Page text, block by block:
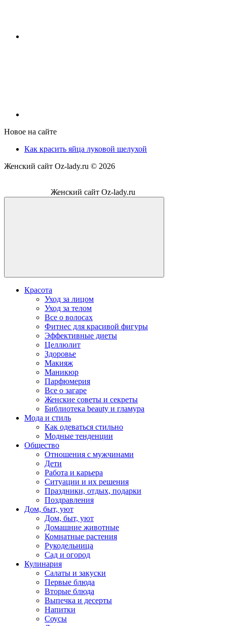
Новое на сайте
Как красить яйца луковой шелухой
Женский сайт Oz-lady.ru © 2026
Женский сайт Oz-lady.ru
Красота
Уход за лицом
Уход за телом
Все о волосах
Фитнес для красивой фигуры
Эффективные диеты
Целлюлит
Здоровье
Макияж
Маникюр
Парфюмерия
Все о загаре
Женские советы и секреты
Библиотека beauty и гламура
Мода и стиль
Как одеваться стильно
Модные тенденции
Общество
Отношения с мужчинами
Дети
Работа и карьера
Ситуации и их решения
Праздники, отдых, подарки
Поздравления
Дом, быт, уют
Дом, быт, уют
Домашние животные
Комнатные растения
Рукодельница
Сад и огород
Кулинария
Салаты и закуски
Первые блюда
Вторые блюда
Выпечка и десерты
Напитки
Соусы